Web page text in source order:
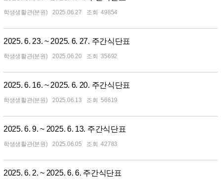
학생생활관(분원) 2025.06.27 49854
2025. 6. 23. ~ 2025. 6. 27. 주간식단표
학생생활관(분원) 2025.06.20 35692
2025. 6. 16. ~ 2025. 6. 20. 주간식단표
학생생활관(분원) 2025.06.13 56619
2025. 6. 9. ~ 2025. 6. 13. 주간식단표
학생생활관(분원) 2025.06.05 42783
2025. 6. 2. ~ 2025. 6. 6. 주간식단표